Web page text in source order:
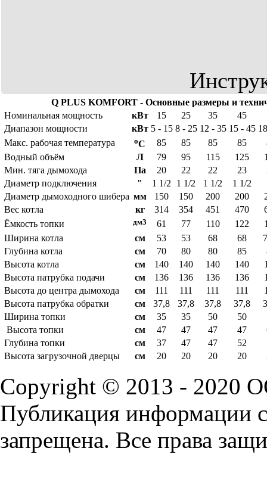
Q PLUS KOMFORT - Основные размеры и
Номинальная мощность
кВт 15 25 35 45
Диапазон мощности
кВт 5 - 15 8 - 25 12 - 35 15 - 45
Макс. рабочая температура
oC 85 85 85 85
Водный объём
Л 79 95 115 125
Мин. тяга дымохода
Пa 20 22 22 23
Диаметр подключения
" 1 1/2 1 1/2 1 1/2
1 1/2
Диаметр дымоходного шибера мм 150 150 200 200
Вес котла
кг 314 354 451 470
Ёмкость топки
дм3 61 77 110 122
Ширина котла
cм 53 53 68 68
Глубина котла
cм 70 80 80 85
Высота котла
cм 140 140 140 140
Высота патрубка подачи
cм 136 136 136 136
Высота до центра дымохода
cм 111 111 111 111
Высота патрубка обратки
cм 37,8 37,8 37,8 37,8
Ширина топки
cм 35 35 50 50
Высота топки
cм 47 47 47 47
Глубина топки
cм 37 47 47 52
Высота загрузочной дверцы
cм 20 20 20 20
Copyright © 2013 - 2020
Публикация информации
запрещена. Все права